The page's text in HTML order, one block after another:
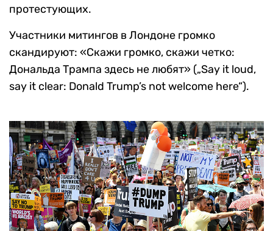
протестующих.
Участники митингов в Лондоне громко
скандируют: «Скажи громко, скажи четко:
Дональда Трампа здесь не любят» („Say it loud,
say it clear: Donald Trump’s not welcome here“).